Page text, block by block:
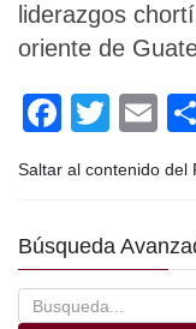
liderazgos
oriente de
F
a
c
b
o
T
wi
tt
er
E
m
ail
Saltar al contenido del
Búsqueda